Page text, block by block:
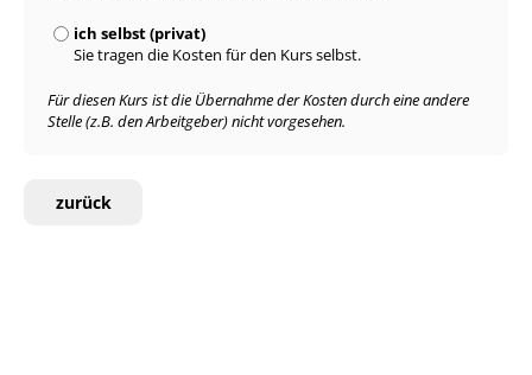
ich selbst (privat)
Sie tragen die Kosten für den Kurs selbst.
Für diesen Kurs ist die Übernahme der Kosten durch eine andere
Stelle (z.B. den Arbeitgeber) nicht vorgesehen.
zurück